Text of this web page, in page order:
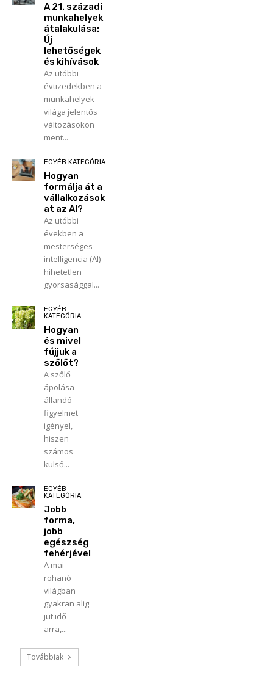
A 21. századi
munkahelyek
átalakulása:
Új
lehetőségek
és kihívások
Az utóbbi
évtizedekben a
munkahelyek
világa jelentős
változásokon
ment...
EGYÉB KATEGÓRIA
Hogyan
formálja át a
vállalkozások
at az AI?
Az utóbbi
években a
mesterséges
intelligencia (AI)
hihetetlen
gyorsasággal...
EGYÉB
KATEGÓRIA
Hogyan
és mivel
fújjuk a
szőlőt?
A szőlő
ápolása
állandó
figyelmet
igényel,
hiszen
számos
külső...
EGYÉB
KATEGÓRIA
Jobb
forma,
jobb
egészség
fehérjével
A mai
rohanó
világban
gyakran alig
jut idő
arra,...
Továbbiak